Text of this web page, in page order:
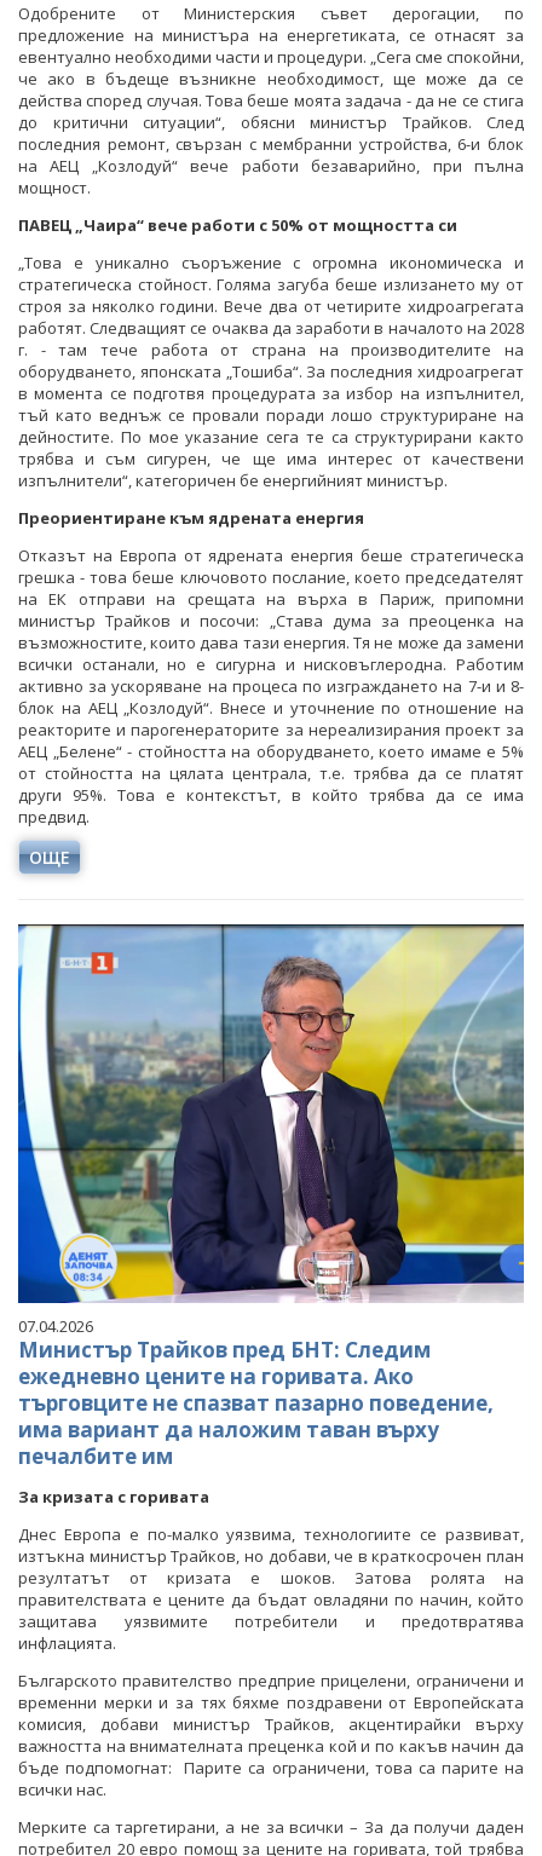
Одобрените от Министерския съвет дерогации, по
предложение на министъра на енергетиката, се отнасят за
евентуално необходими части и процедури. „Сега сме спокойни,
че ако в бъдеще възникне необходимост, ще може да се
действа според случая. Това беше моята задача - да не се стига
до критични ситуации“, обясни министър Трайков. След
последния ремонт, свързан с мембранни устройства, 6-и блок
на АЕЦ „Козлодуй“ вече работи безаварийно, при пълна
мощност.
ПАВЕЦ „Чаира“ вече работи с 50% от мощността си
„Това е уникално съоръжение с огромна икономическа и
стратегическа стойност. Голяма загуба беше излизането му от
строя за няколко години. Вече два от четирите хидроагрегата
работят. Следващият се очаква да заработи в началото на 2028
г. - там тече работа от страна на производителите на
оборудването, японската „Тошиба“. За последния хидроагрегат
в момента се подготвя процедурата за избор на изпълнител,
тъй като веднъж се провали поради лошо структуриране на
дейностите. По мое указание сега те са структурирани както
трябва и съм сигурен, че ще има интерес от качествени
изпълнители“, категоричен бе енергийният министър.
Преориентиране към ядрената енергия
Отказът на Европа от ядрената енергия беше стратегическа
грешка - това беше ключовото послание, което председателят
на ЕК отправи на срещата на върха в Париж, припомни
министър Трайков и посочи: „Става дума за преоценка на
възможностите, които дава тази енергия. Тя не може да замени
всички останали, но е сигурна и нисковъглеродна. Работим
активно за ускоряване на процеса по изграждането на 7-и и 8-
блок на АЕЦ „Козлодуй“. Внесе и уточнение по отношение на
реакторите и парогенераторите за нереализирания проект за
АЕЦ „Белене“ - стойността на оборудването, което имаме е 5%
от стойността на цялата централа, т.е. трябва да се платят
други 95%. Това е контекстът, в който трябва да се има
предвид.
ОЩЕ
07.04.2026
Министър Трайков пред БНТ: Следим
ежедневно цените на горивата. Ако
търговците не спазват пазарно поведение,
има вариант да наложим таван върху
печалбите им
За кризата с горивата
Днес Европа е по-малко уязвима, технологиите се развиват,
изтъкна министър Трайков, но добави, че в краткосрочен план
резултатът от кризата е шоков. Затова ролята на
правителствата е цените да бъдат овладяни по начин, който
защитава уязвимите потребители и предотвратява
инфлацията.
Българското правителство предприе прицелени, ограничени и
временни мерки и за тях бяхме поздравени от Европейската
комисия, добави министър Трайков, акцентирайки върху
важността на внимателната преценка кой и по какъв начин да
бъде подпомогнат: Парите са ограничени, това са парите на
всички нас.
Мерките са таргетирани, а не за всички – За да получи даден
потребител 20 евро помощ за цените на горивата, той трябва